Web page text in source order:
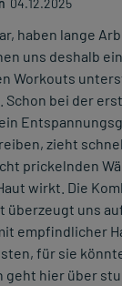
04.12.2025
haben lange
uns deshalb
Workouts
Schon bei der
zieht
prickelnden
wirkt. Die
uns
empfindlicher
für sie
hier über